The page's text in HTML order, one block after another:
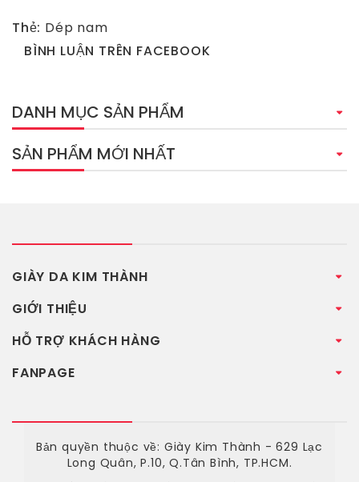
Thẻ: Dép nam
BÌNH LUẬN TRÊN FACEBOOK
DANH MỤC SẢN PHẨM
SẢN PHẨM MỚI NHẤT
GIÀY DA KIM THÀNH
GIỚI THIỆU
HỖ TRỢ KHÁCH HÀNG
FANPAGE
Bản quyền thuộc về: Giày Kim Thành - 629 Lạc
Long Quân, P.10, Q.Tân Bình, TP.HCM.